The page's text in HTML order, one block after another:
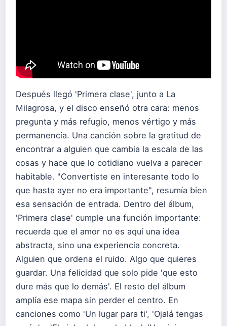
Después llegó 'Primera clase', junto a La
Milagrosa, y el disco enseñó otra cara: menos
pregunta y más refugio, menos vértigo y más
permanencia. Una canción sobre la gratitud de
encontrar a alguien que cambia la escala de las
cosas y hace que lo cotidiano vuelva a parecer
habitable. "Convertiste en interesante todo lo
que hasta ayer no era importante", resumía bien
esa sensación de entrada. Dentro del álbum,
'Primera clase' cumple una función importante:
recuerda que el amor no es aquí una idea
abstracta, sino una experiencia concreta.
Alguien que ordena el ruido. Algo que quieres
guardar. Una felicidad que solo pide 'que esto
dure más que lo demás'. El resto del álbum
amplía ese mapa sin perder el centro. En
canciones como 'Un lugar para ti', 'Ojalá tengas